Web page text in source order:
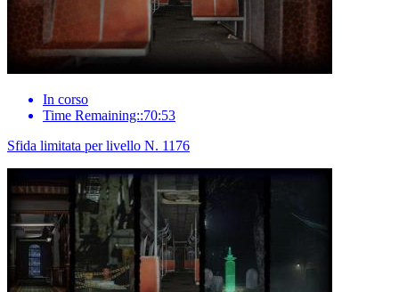
In corso
Time Remaining::70:53
Sfida limitata per livello N. 1176